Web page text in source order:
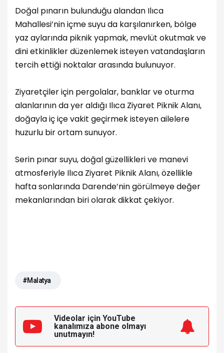
Doğal pınarın bulunduğu alandan Ilıca
Mahallesi’nin içme suyu da karşılanırken, bölge
yaz aylarında piknik yapmak, mevlüt okutmak ve
dini etkinlikler düzenlemek isteyen vatandaşların
tercih ettiği noktalar arasında bulunuyor.
Ziyaretçiler için pergolalar, banklar ve oturma
alanlarının da yer aldığı Ilıca Ziyaret Piknik Alanı,
doğayla iç içe vakit geçirmek isteyen ailelere
huzurlu bir ortam sunuyor.
Serin pınar suyu, doğal güzellikleri ve manevi
atmosferiyle Ilıca Ziyaret Piknik Alanı, özellikle
hafta sonlarında Darende’nin görülmeye değer
mekanlarından biri olarak dikkat çekiyor.
#Malatya
Videolar için YouTube
kanalımıza abone olmayı
unutmayın!